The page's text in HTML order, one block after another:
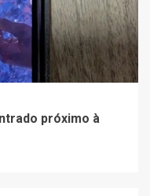
próximo à